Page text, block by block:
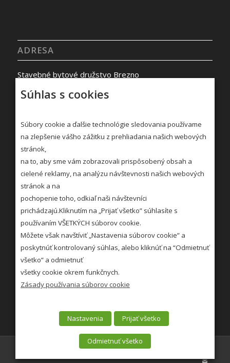
ADRESA
Stavebné bytové družstvo Brezno
977 01 BREZNO
STRÁNKOVÉ DNI
Utorok: 7:00 – 11:00 12:00 – 15:00
Streda: 7:00 – 11:00 12:00 – 16:30
Viac »
Zásady COOKIE »
- © Copyright 2018 - SBD Brezno - -Enfold WordPress Theme by Kriesi
Súhlas s cookies
Súbory cookie a ďalšie technológie sledovania používame
na zlepšenie vášho zážitku z prehliadania našich webových
stránok,
na to, aby sme vám zobrazovali prispôsobený obsah a
cielené reklamy, na analýzu návštevnosti našich webových
stránok a na
pochopenie toho, odkiaľ naši návštevníci
prichádzajú.Kliknutím na „Prijať všetko” súhlasíte s
používaním VŠETKÝCH súborov cookie.
Môžete však navštíviť „Nastavenia súborov cookie” a
poskytnúť kontrolovaný súhlas, alebo kliknúť na “Odmietnuť
všetko” a odmietnuť
všetky cookie okrem funkčnych.
Zásady používania súborov cookie
Nastavenia Prijať všetko
Odmietnuť všetko